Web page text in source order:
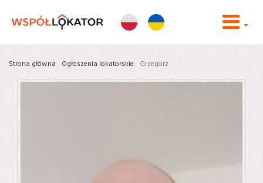
Strona główna Ogłoszenia lokatorskie Grzegorz